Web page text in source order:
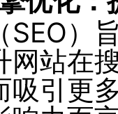
SEO）
网站在
吸引更